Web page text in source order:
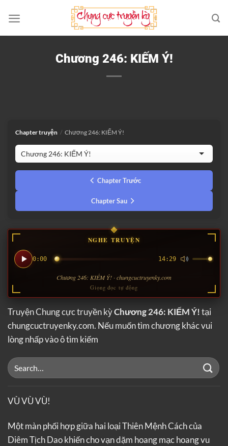
qua
nội
Chương 246: KIẾM Ý!
Chapter truyện / Chương 246: KIẾM Ý!
Chapter Trước
Chapter Sau
NGHE TRUYỆN
0:00 14:29
Chương 246: KIẾM Ý! · chungcuctruyenky.com
Giọng đọc tự động
Truyện Chung cực truyền kỳChương 246: KIẾM Ý!tại
chungcuctruyenky.com. Nếu muốn tìm chương khác vui
lòng nhấp vào ô tìm kiếm
VÙ VÙ VÙ!
Một màn phối hợp giữa hai loại Thiên Mệnh Cách của
Diêm Tịch Dao khiến cho vạn dặm hoang mạc hoang vu